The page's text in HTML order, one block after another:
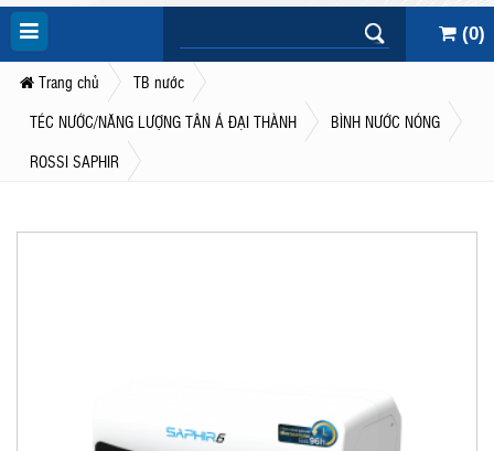
(0)
Trang chủ
TB nước
TÉC NƯỚC/NĂNG LƯỢNG TÂN Á ĐẠI THÀNH
BÌNH NƯỚC NÓNG
ROSSI SAPHIR